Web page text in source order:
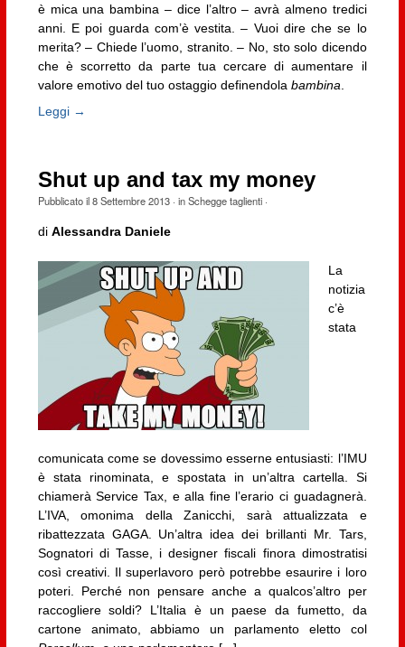
è mica una bambina – dice l’altro – avrà almeno tredici
anni. E poi guarda com’è vestita. – Vuoi dire che se lo
merita? – Chiede l’uomo, stranito. – No, sto solo dicendo
che è scorretto da parte tua cercare di aumentare il
valore emotivo del tuo ostaggio definendola bambina
Leggi →
Shut up and tax my money
Pubblicato il8 Settembre 2013· inSchegge taglienti·
di Alessandra Daniele
La
notizia
c’è
stata
comunicata come se dovessimo esserne entusiasti: l’IMU
è stata rinominata, e spostata in un’altra cartella. Si
chiamerà Service Tax, e alla fine l’erario ci guadagnerà.
L’IVA, omonima della Zanicchi, sarà attualizzata e
ribattezzata GAGA. Un’altra idea dei brillanti Mr. Tars,
Sognatori di Tasse, i designer fiscali finora dimostratisi
così creativi. Il superlavoro però potrebbe esaurire i loro
poteri. Perché non pensare anche a qualcos’altro per
raccogliere soldi? L’Italia è un paese da fumetto, da
cartone animato, abbiamo un parlamento eletto col